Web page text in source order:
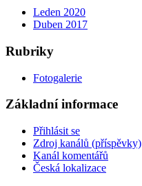
Leden 2020
Duben 2017
Rubriky
Fotogalerie
Základní informace
Přihlásit se
Zdroj kanálů (příspěvky)
Kanál komentářů
Česká lokalizace